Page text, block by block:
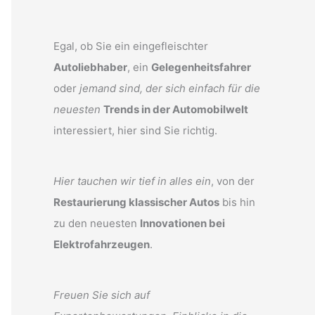
Egal, ob Sie ein eingefleischter
Autoliebhaber, ein Gelegenheitsfahrer
oder jemand sind, der sich einfach für die
neuesten Trends in der Automobilwelt
interessiert, hier sind Sie richtig.
Hier tauchen wir tief in alles ein, von der
Restaurierung klassischer Autos bis hin
zu den neuesten Innovationen bei
Elektrofahrzeugen.
Freuen Sie sich auf